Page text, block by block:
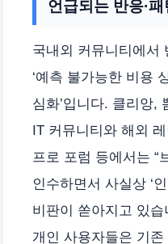
언급되는 반응·패
국내외 커뮤니티에서
‘예측 불가능한 비용
심화’입니다. 클리앙,
IT 커뮤니티와 해외
프로 포럼 등에서는 “
인수하면서 사실상 ‘
비판이 쏟아지고 있
개인 사용자들은 기